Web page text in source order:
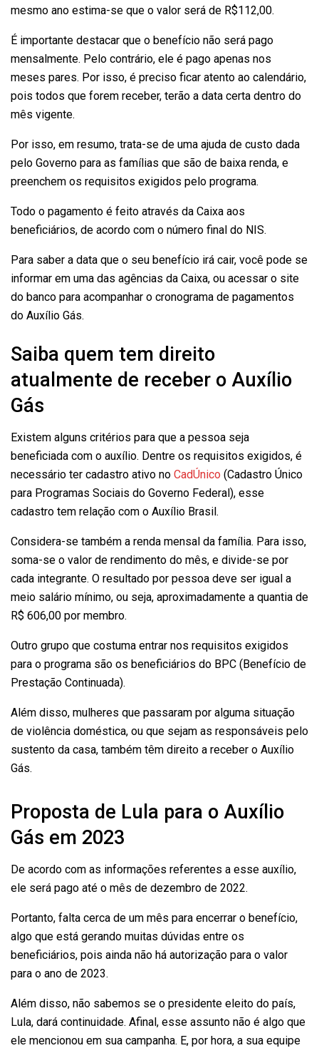
mesmo ano estima-se que o valor será de R$112,00.
É importante destacar que o benefício não será pago
mensalmente. Pelo contrário, ele é pago apenas nos
meses pares. Por isso, é preciso ficar atento ao calendário,
pois todos que forem receber, terão a data certa dentro do
mês vigente.
Por isso, em resumo, trata-se de uma ajuda de custo dada
pelo Governo para as famílias que são de baixa renda, e
preenchem os requisitos exigidos pelo programa.
Todo o pagamento é feito através da Caixa aos
beneficiários, de acordo com o número final do NIS.
Para saber a data que o seu benefício irá cair, você pode se
informar em uma das agências da Caixa, ou acessar o site
do banco para acompanhar o cronograma de pagamentos
do Auxílio Gás.
Saiba quem tem direito
atualmente de receber o Auxílio
Gás
Existem alguns critérios para que a pessoa seja
beneficiada com o auxílio. Dentre os requisitos exigidos, é
necessário ter cadastro ativo no CadÚnico (Cadastro Único
para Programas Sociais do Governo Federal), esse
cadastro tem relação com o Auxílio Brasil.
Considera-se também a renda mensal da família. Para isso,
soma-se o valor de rendimento do mês, e divide-se por
cada integrante. O resultado por pessoa deve ser igual a
meio salário mínimo, ou seja, aproximadamente a quantia de
R$ 606,00 por membro.
Outro grupo que costuma entrar nos requisitos exigidos
para o programa são os beneficiários do BPC (Benefício de
Prestação Continuada).
Além disso, mulheres que passaram por alguma situação
de violência doméstica, ou que sejam as responsáveis pelo
sustento da casa, também têm direito a receber o Auxílio
Gás.
Proposta de Lula para o Auxílio
Gás em 2023
De acordo com as informações referentes a esse auxílio,
ele será pago até o mês de dezembro de 2022.
Portanto, falta cerca de um mês para encerrar o benefício,
algo que está gerando muitas dúvidas entre os
beneficiários, pois ainda não há autorização para o valor
para o ano de 2023.
Além disso, não sabemos se o presidente eleito do país,
Lula, dará continuidade. Afinal, esse assunto não é algo que
ele mencionou em sua campanha. E, por hora, a sua equipe